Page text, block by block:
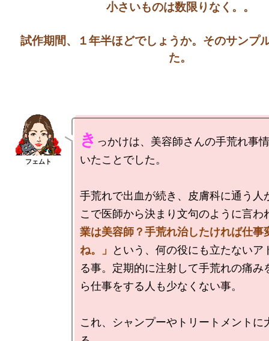
小さいものは数限りなく。。
試作期間、１年半ほどでしょうか。そのサンプ
た。
き っかけは、美容師さんの手荒れ事
いたことでした。
手荒れで出血が続き、皮膚科に通う人
こで医師から決まり文句のように言わ
業は美容師？手荒れ治したければ仕事
ね。」
という、何の役にも立たないア
る事。定期的に注射して手荒れの痛み
ら仕事をする人も少なくない事。
これ、シャンプーやトリートメントに